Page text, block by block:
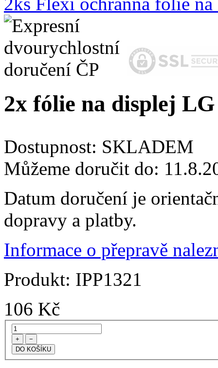
2x fólie na displej
Dostupnost: SKLADEM
Můžeme doručit do:
Datum doručení je
dopravy a platby.
Informace o přepravě
Produkt: IPP1321
106 Kč
+ −